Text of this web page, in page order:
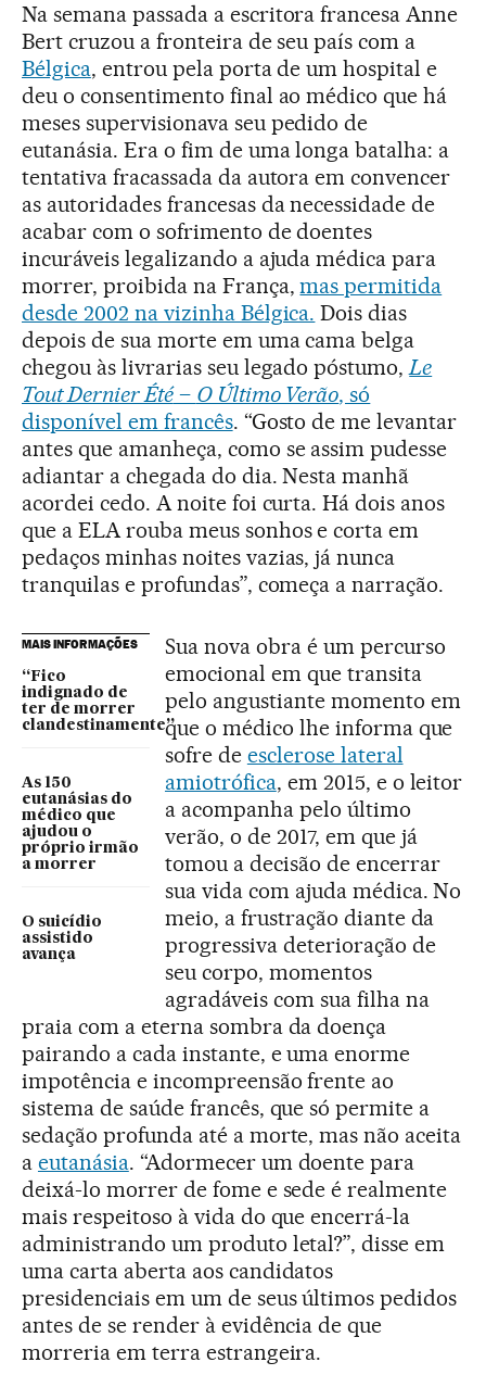
Na semana passada a escritora francesa Anne
Bert cruzou a fronteira de seu país com a
Bélgica, entrou pela porta de um hospital e
deu o consentimento final ao médico que há
meses supervisionava seu pedido de
eutanásia. Era o fim de uma longa batalha: a
tentativa fracassada da autora em convencer
as autoridades francesas da necessidade de
acabar com o sofrimento de doentes
incuráveis legalizando a ajuda médica para
morrer, proibida na França,mas permitida
desde 2002 na vizinha Bélgica. Dois dias
depois de sua morte em uma cama belga
chegou às livrarias seu legado póstumo,Le
Tout Dernier Été– O Último Verão, só
disponível em francês. “Gosto de me levantar
antes que amanheça, como se assim pudesse
adiantar a chegada do dia. Nesta manhã
acordei cedo. A noite foi curta. Há dois anos
que a ELA rouba meus sonhos e corta em
pedaços minhas noites vazias, já nunca
tranquilas e profundas”, começa a narração.
MAIS INFORMAÇÕES
“Fico
indignado de
ter de morrer
clandestinamente”
As 150
eutanásias do
médico que
ajudou o
próprio irmão
a morrer
O suicídio
assistido
avança
Sua nova obra é um percurso
emocional em que transita
pelo angustiante momento em
que o médico lhe informa que
sofre de esclerose lateral
amiotrófica, em 2015, e o leitor
a acompanha pelo último
verão, o de 2017, em que já
tomou a decisão de encerrar
sua vida com ajuda médica. No
meio, a frustração diante da
progressiva deterioração de
seu corpo, momentos
agradáveis com sua filha na
praia com a eterna sombra da doença
pairando a cada instante, e uma enorme
impotência e incompreensão frente ao
sistema de saúde francês, que só permite a
sedação profunda até a morte, mas não aceita
a eutanásia. “Adormecer um doente para
deixá-lo morrer de fome e sede é realmente
mais respeitoso à vida do que encerrá-la
administrando um produto letal?”, disse em
uma carta aberta aos candidatos
presidenciais em um de seus últimos pedidos
antes de se render à evidência de que
morreria em terra estrangeira.